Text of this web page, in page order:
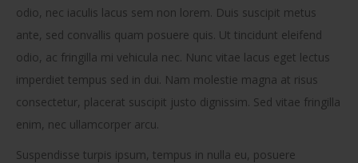
odio, nec iaculis lacus sem non lorem. Duis suscipit metus
ante, sed convallis quam posuere quis. Ut tincidunt eleifend
odio, ac fringilla mi vehicula nec. Nunc vitae lacus eget lectus
imperdiet tempus sed in dui. Nam molestie magna at risus
consectetur, placerat suscipit justo dignissim. Sed vitae fringilla
enim, nec ullamcorper arcu.
Suspendisse turpis ipsum, tempus in nulla eu, posuere